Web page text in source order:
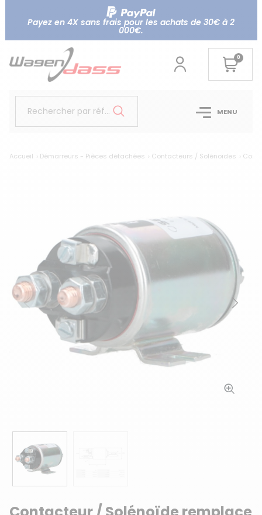
Payez en 4X sans frais pour les achats de 30€ à 2
000€.
0
Rechercher par référence... MENU
Accueil Démarreurs - Pièces détachées Contacteurs / Solénoïdes
Précédent